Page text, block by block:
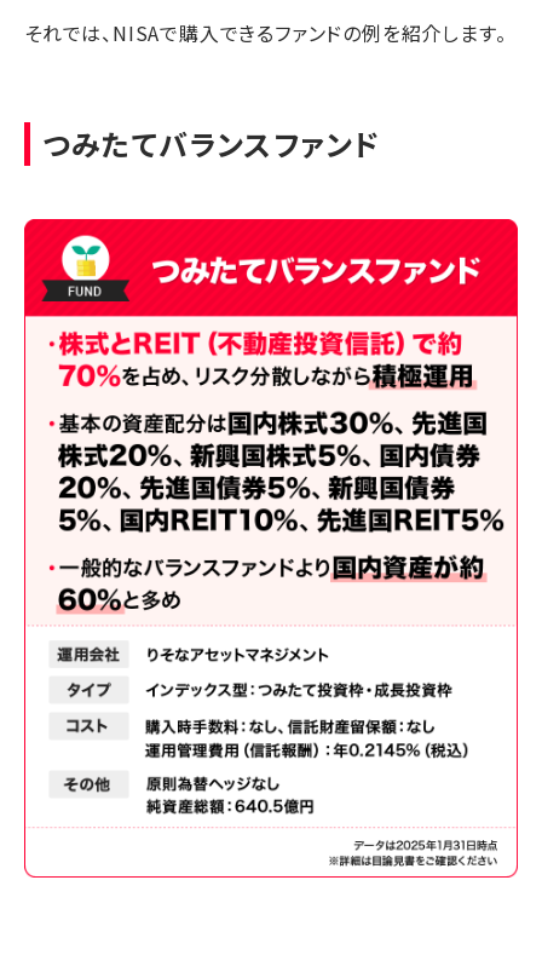
それでは、NISAで購入できるファンドの例を紹介します。
つみたてバランスファンド